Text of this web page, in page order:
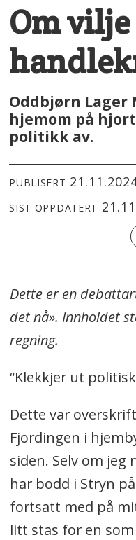
Om
Oddbjørn
hjemom på
politikk av.
PUBLISERT
SIST OPPDATERT
Dette er en
det nå». Innholdet
regning.
“Klekkjer ut
Dette var
Fjordingen i
siden. Selv om jeg
har bodd i Stryn
fortsatt med på
litt stas for en